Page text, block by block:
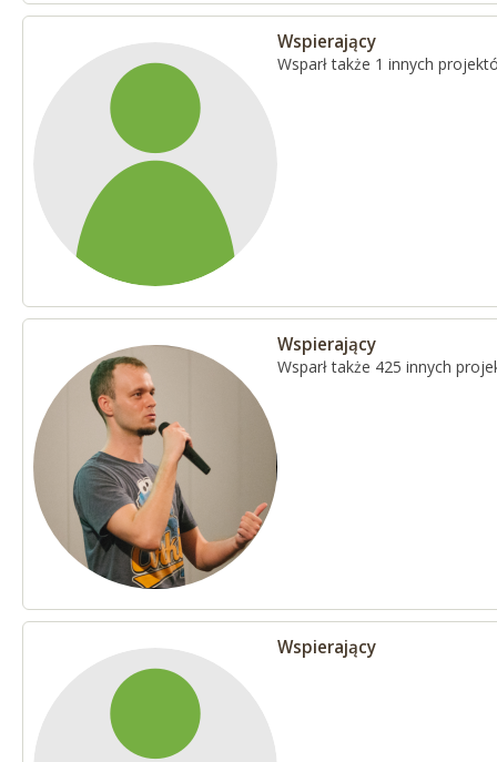
Wspierający
Wsparł także 1 innych
Wspierający
Wsparł także 425 innych
Wspierający